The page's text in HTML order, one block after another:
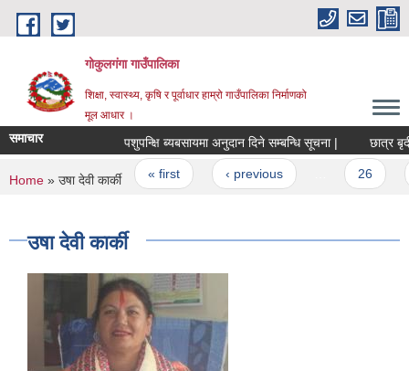
Skip to main content
गोकुलगंगा गाउँपालिका
शिक्षा, स्वास्थ्य, कृषि र पूर्वाधार हाम्रो गाउँपालिका निर्माणको
मूल आधार ।
समाचार पशुपन्क्षि ब्यबसायमा अनुदान दिने सम्बन्धि सूचना | छात्र
Pages
« first ‹ previous 26
You are here
Home » उषा देवी कार्की
उषा देवी कार्की